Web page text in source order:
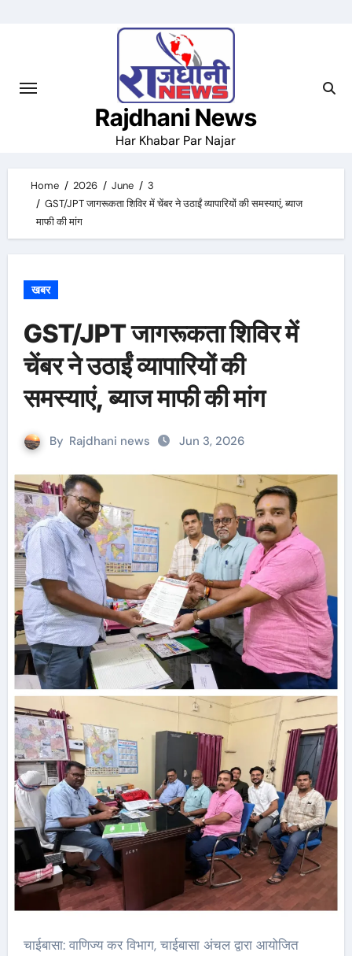
Rajdhani News
Har Khabar Par Najar
Home 2026 June
3
GST/JPT जागरूकता शिविर में चेंबर ने उठाईं व्यापारियों की समस्याएं, ब्याज
माफी की मांग
खबर
GST/JPT जागरूकता शिविर में
चेंबर ने उठाईं व्यापारियों की
समस्याएं, ब्याज माफी की मांग
By Rajdhani news Jun 3, 2026
चाईबासा: वाणिज्य कर विभाग, चाईबासा अंचल द्वारा आयोजित